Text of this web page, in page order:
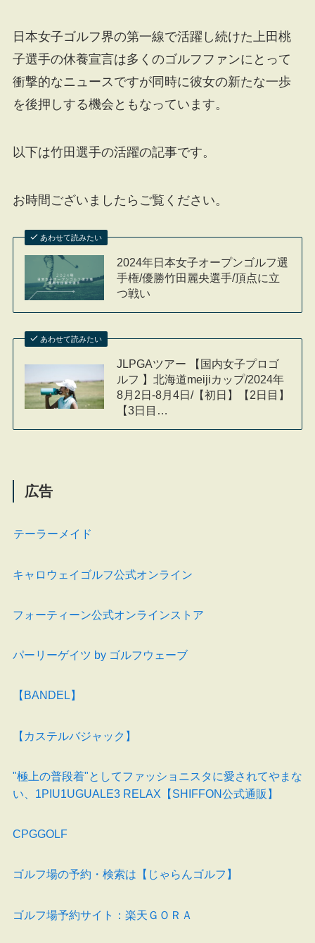
日本女子ゴルフ界の第一線で活躍し続けた上田桃
子選手の休養宣言は多くのゴルフファンにとって
衝撃的なニュースですが同時に彼女の新たな一歩
を後押しする機会ともなっています。
以下は竹田選手の活躍の記事です。
お時間ございましたらご覧ください。
あわせて読みたい
2024年日本女子オープンゴルフ選
手権/優勝竹田麗央選手/頂点に立
つ戦い
あわせて読みたい
JLPGAツアー 【国内女子プロゴ
ルフ 】北海道meijiカップ/2024年
8月2日-8月4日/【初日】【2日目】
【3日目…
広告
テーラーメイド
キャロウェイゴルフ公式オンライン
フォーティーン公式オンラインストア
パーリーゲイツ by ゴルフウェーブ
【BANDEL】
【カステルバジャック】
"極上の普段着"としてファッショニスタに愛されてやまな
い、1PIU1UGUALE3 RELAX【SHIFFON公式通販】
CPGGOLF
ゴルフ場の予約・検索は【じゃらんゴルフ】
ゴルフ場予約サイト：楽天ＧＯＲＡ